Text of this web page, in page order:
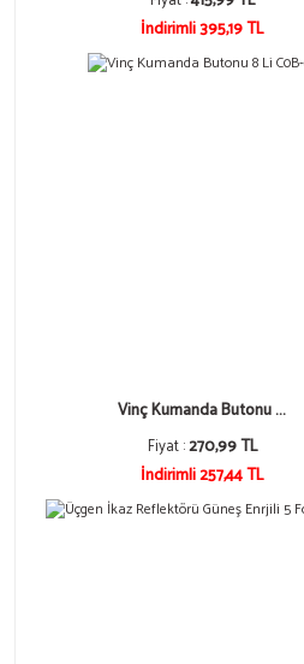
İndirimli 395,19 TL
Vinç Kumanda Butonu ...
Fiyat :270,99 TL
İndirimli 257,44 TL